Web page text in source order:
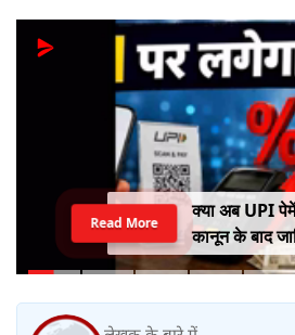
क्या अब UPI
कानून के बाद
किसे नहीं
Read More